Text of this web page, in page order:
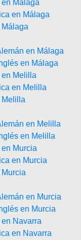
Málaga
en Málaga
en Málaga
en Málaga
Melilla
en Melilla
Melilla
en Melilla
en Melilla
Murcia
en Murcia
en Murcia
en Murcia
Navarra
en Navarra